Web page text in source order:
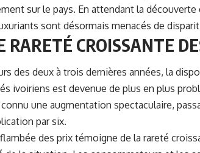
sur le pays. En attendant la découverte
sont désormais menacés de
RARETÉ CROISSANTE
des deux à trois dernières années, la
ivoiriens est devenue de plus en plus
une augmentation spectaculaire,
par six.
des prix témoigne de la rareté